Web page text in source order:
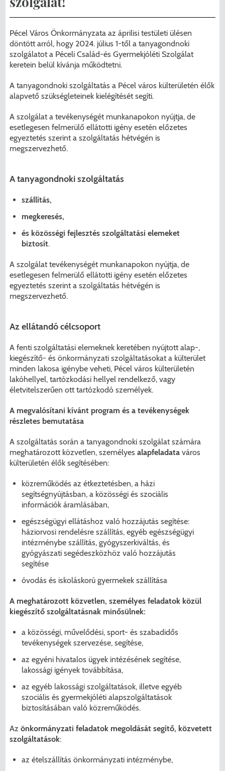
Központhoz való csatlakozása
Péceli Polgármesteri Hivatal energetikai
Komplex csapadékvíz-elvezetés
korszerűsítése Pécelen II. ütem
Pécel Város Önkormányzata 250 000
alábbi projekt vonatkozásában.
Menzakártya/Applikáció
Kedvezmények/Diéta/Allergia
Nyomtatványok
Kapcsolat
2025/2026. tanév
Pécel Város Önkormányzata az áprilisi testületi ülésen
döntött arról, hogy 2024. július 1-től a tanyagondnoki
szolgálatot a Péceli Család-és Gyermekjóléti Szolgálat
keretein belül kívánja működtetni.
A tanyagondnoki szolgáltatás a Pécel város külterületén élők
alapvető szükségleteinek kielégítését segíti.
A szolgálat a tevékenységét munkanapokon nyújtja, de
esetlegesen felmerülő ellátotti igény esetén előzetes
egyeztetés szerint a szolgáltatás hétvégén is
megszervezhető.
A tanyagondnoki szolgáltatás
szállítás,
megkeresés,
és közösségi fejlesztés szolgáltatási elemeket
biztosít.
A szolgálat tevékenységét munkanapokon nyújtja, de
esetlegesen felmerülő ellátotti igény esetén előzetes
egyeztetés szerint a szolgáltatás hétvégén is
megszervezhető.
Az ellátandó célcsoport
A fenti szolgáltatási elemeknek keretében nyújtott alap-,
kiegészítő- és önkormányzati szolgáltatásokat a külterület
minden lakosa igénybe veheti, Pécel város külterületén
lakóhellyel, tartózkodási hellyel rendelkező, vagy
életvitelszerűen ott tartózkodó személyek.
A megvalósítani kívánt program és a tevékenységek
részletes bemutatása
A szolgáltatás során a tanyagondnoki szolgálat számára
meghatározott közvetlen, személyesalapfeladataváros
külterületén élők segítésében:
közreműködés az étkeztetésben, a házi
segítségnyújtásban, a közösségi és szociális
információk áramlásában,
egészségügyi ellátáshoz való hozzájutás segítése:
háziorvosi rendelésre szállítás, egyéb egészségügyi
intézménybe szállítás, gyógyszerkiváltás, és
gyógyászati segédeszközhöz való hozzájutás
segítése
óvodás és iskoláskorú gyermekek szállítása
A meghatározott közvetlen, személyes feladatok közül
kiegészítő szolgáltatásnak minősülnek:
a közösségi, művelődési, sport- és szabadidős
tevékenységek szervezése, segítése,
az egyéni hivatalos ügyek intézésének segítése,
lakossági igények továbbítása,
az egyéb lakossági szolgáltatások, illetve egyéb
szociális és gyermekjóléti alapszolgáltatások
biztosításában való közreműködés.
Azönkormányzati feladatok megoldását segítő, közvetett
szolgáltatások:
az ételszállítás önkormányzati intézménybe,